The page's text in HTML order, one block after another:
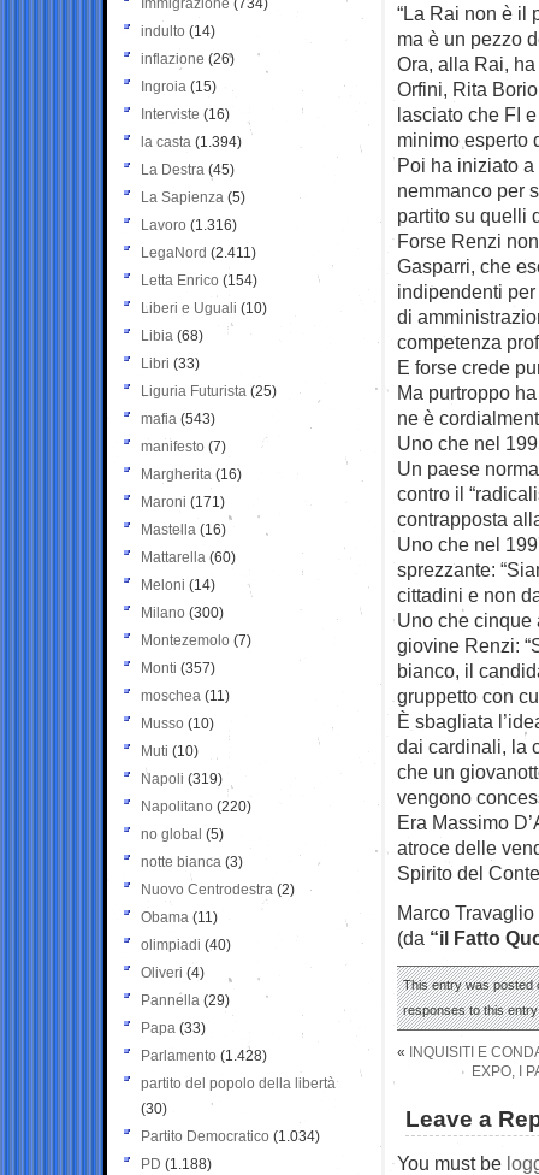
“La Rai non è il
ma è un pezzo
Ora, alla Rai,
Orfini, Rita
lasciato che FI
minimo esperto
Poi ha iniziato a
nemmanco per
partito su quelli
Forse Renzi
Gasparri, che
indipendenti
di
competenza
E forse crede
Ma purtroppo
ne è
Uno che nel
Un paese
contro il
contrapposta
Uno che nel
sprezzante:
cittadini e non
Uno che cinque
giovine Renzi:
bianco, il
gruppetto con
È sbagliata
dai cardinali, la
che un
vengono
Era Massimo
atroce delle
Spirito del
Marco Travaglio
(da “il Fatto
This entry was posted
responses to this
«
INQUISITI E
EXPO, I
Leave a
You must be
Immigrazione (734)
indulto (14)
inflazione (26)
Ingroia (15)
Interviste (16)
la casta (1.394)
La Destra (45)
La Sapienza (5)
Lavoro (1.316)
LegaNord (2.411)
Letta Enrico (154)
Liberi e Uguali (10)
Libia (68)
Libri (33)
Liguria Futurista (25)
mafia (543)
manifesto (7)
Margherita (16)
Maroni (171)
Mastella (16)
Mattarella (60)
Meloni (14)
Milano (300)
Montezemolo (7)
Monti (357)
moschea (11)
Musso (10)
Muti (10)
Napoli (319)
Napolitano (220)
no global (5)
notte bianca (3)
Nuovo Centrodestra (2)
Obama (11)
olimpiadi (40)
Oliveri (4)
Pannella (29)
Papa (33)
Parlamento (1.428)
partito del popolo della libertà
(30)
Partito Democratico (1.034)
PD (1.188)